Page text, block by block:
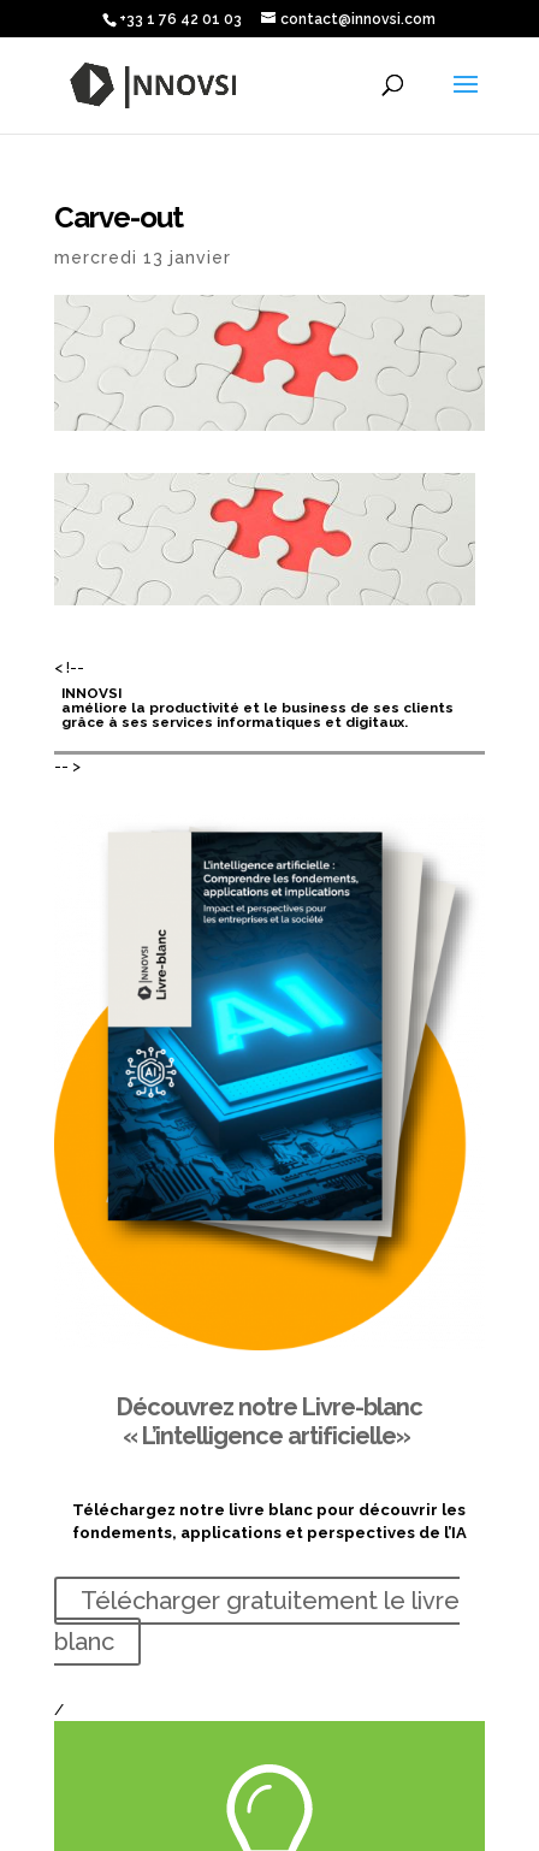
+33 1 76 42 01 03 contact@innovsi.com
Carve-out
mercredi 13 janvier
< !--
INNOVSI
améliore la productivité et le business de ses clients
grâce à ses services informatiques et digitaux.
-- >
Découvrez notre Livre-blanc
« L’intelligence artificielle»
Téléchargez notre livre blanc pour découvrir les
fondements, applications et perspectives de l’IA
Télécharger gratuitement le livre
blanc
/